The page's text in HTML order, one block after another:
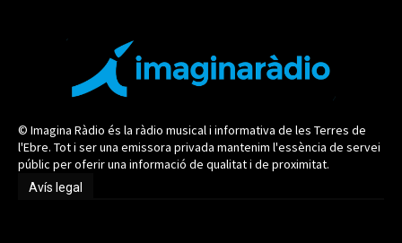
© Imagina Ràdio és la ràdio musical i informativa de les Terres de
l'Ebre. Tot i ser una emissora privada mantenim l'essència de servei
públic per oferir una informació de qualitat i de proximitat.
Avís legal